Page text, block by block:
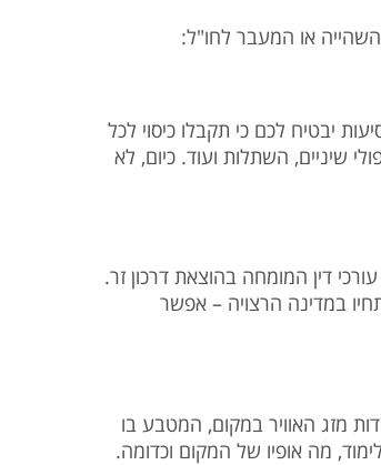
או המעבר לחו"ל:
יבטיח לכם כי תקבלו כיסוי לכל
שיניים, השתלות ועוד. כיום, לא
דין המומחה בהוצאת דרכון זר.
במדינה הרצויה – אפשר
מזג האוויר במקום, המטבע בו
מה אופיו של המקום וכדומה.